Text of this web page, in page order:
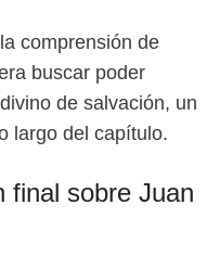
comprensión de
buscar poder
de salvación, un
largo del capítulo.
final sobre Juan